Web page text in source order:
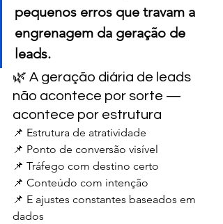
pequenos erros que travam a
engrenagem da geração de
leads.
🌿 A geração diária de leads
não acontece por sorte —
acontece por estrutura
📌 Estrutura de atratividade
📌 Ponto de conversão visível
📌 Tráfego com destino certo
📌 Conteúdo com intenção
📌 E ajustes constantes baseados em
dados